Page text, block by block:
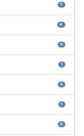
7
4
5
1
3
1
5